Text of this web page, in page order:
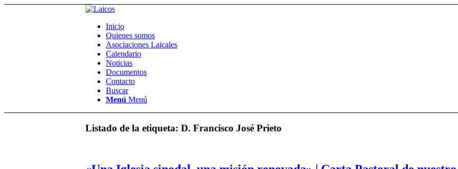
Inicio
Quienes somos
Asociaciones Laicales
Calendario
Noticias
Documentos
Contacto
Buscar
Menú Menú
Listado de la etiqueta: D. Francisco José Prieto